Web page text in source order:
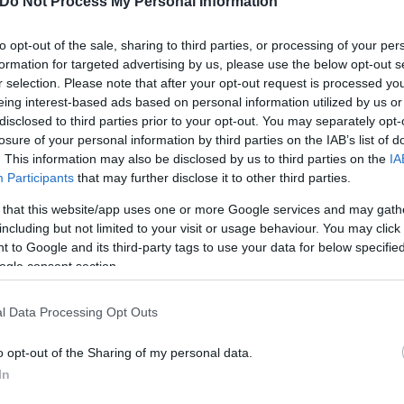
opt-out of the sale, sharing to third parties, or processing of your
for targeted advertising by us, please use the below opt-out
selection. Please note that after your opt-out request is processed
interest-based ads based on personal information utilized by us
to third parties prior to your opt-out. You may separately
of your personal information by third parties on the IAB’s list of
This information may also be disclosed by us to third parties on the
Participants that may further disclose it to other third parties.
that this website/app uses one or more Google services and may
but not limited to your visit or usage behaviour. You may
to Google and its third-party tags to use your data for below
consent section.
Data Processing Opt Outs
opt-out of the Sharing of my personal data.
να κάνει άμεσα την κίνησή της, προκειμένου να
παίκτη. Υπενθυμίζεται ότι ο Μουζακίτης
καλοκαίρι του 2029.